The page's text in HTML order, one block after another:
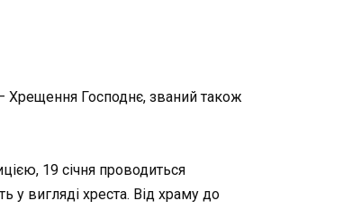
Хрещення Господнє, званий також
19 січня проводиться
вигляді хреста. Від храму до